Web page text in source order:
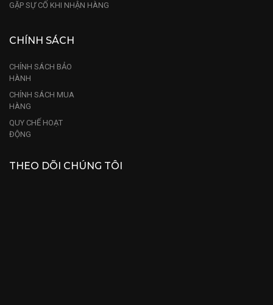
GẶP SỰ CỐ KHI NHẬN HÀNG
CHÍNH SÁCH
CHÍNH SÁCH BẢO
HÀNH
CHÍNH SÁCH MUA
HÀNG
QUY CHẾ HOẠT
ĐỘNG
THEO DÕI CHÚNG TÔI